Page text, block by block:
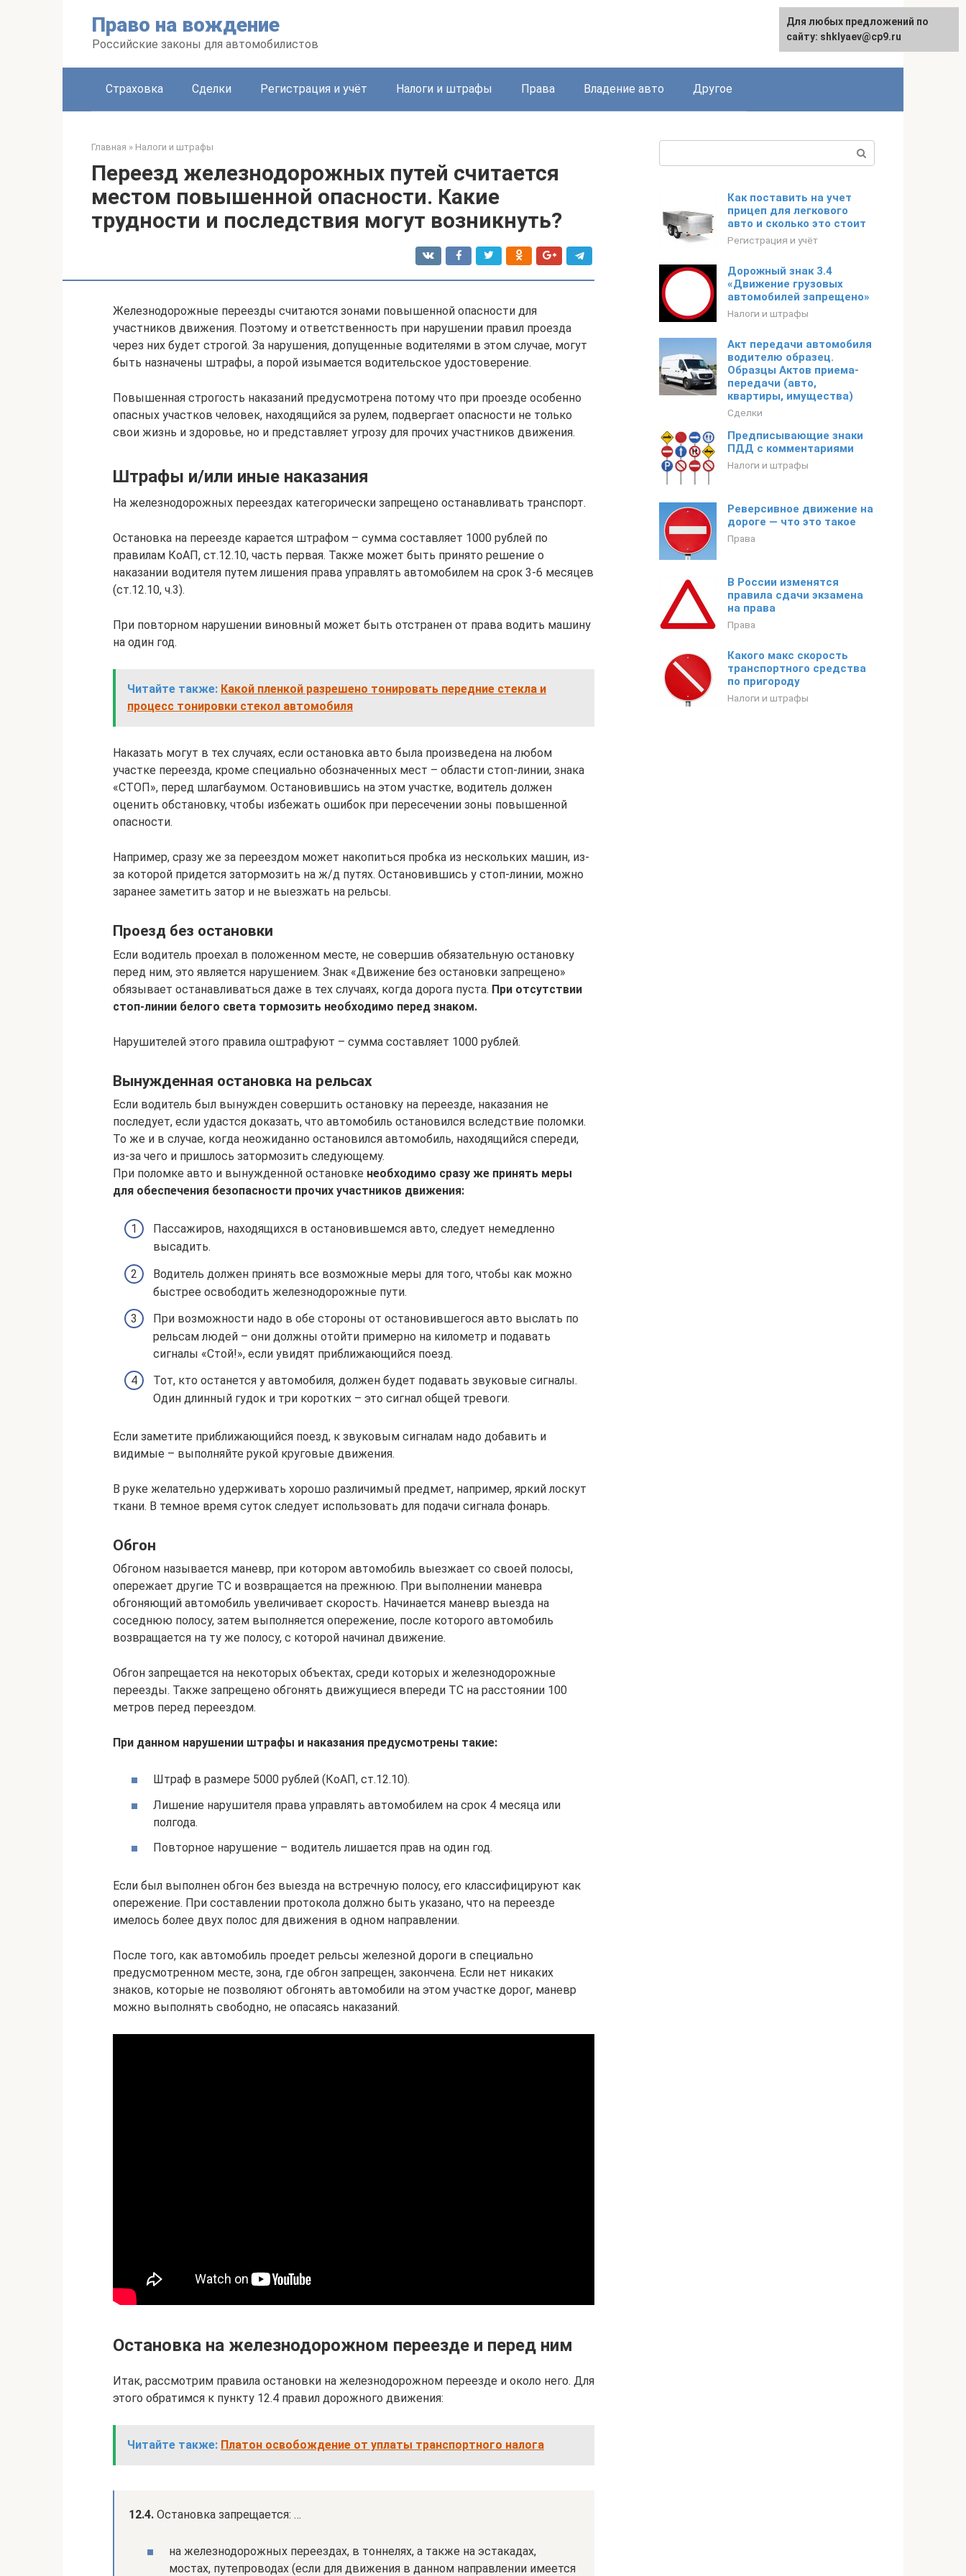
Право на вождение
Российские законы для автомобилистов
Страховка Сделки Регистрация и учёт Налоги и штрафы Права Владение авто Другое
Главная » Налоги и штрафы
Переезд железнодорожных путей считается
местом повышенной опасности. Какие
трудности и последствия могут возникнуть?
Железнодорожные переезды считаются зонами повышенной опасности для
участников движения. Поэтому и ответственность при нарушении правил проезда
через них будет строгой. За нарушения, допущенные водителями в этом случае, могут
быть назначены штрафы, а порой изымается водительское удостоверение.
Повышенная строгость наказаний предусмотрена потому что при проезде особенно
опасных участков человек, находящийся за рулем, подвергает опасности не только
свои жизнь и здоровье, но и представляет угрозу для прочих участников движения.
Штрафы и/или иные наказания
На железнодорожных переездах категорически запрещено останавливать транспорт.
Остановка на переезде карается штрафом – сумма составляет 1000 рублей по
правилам КоАП, ст.12.10, часть первая. Также может быть принято решение о
наказании водителя путем лишения права управлять автомобилем на срок 3-6 месяцев
(ст.12.10, ч.3).
При повторном нарушении виновный может быть отстранен от права водить машину
на один год.
Читайте также: Какой пленкой разрешено тонировать передние стекла и
процесс тонировки стекол автомобиля
Наказать могут в тех случаях, если остановка авто была произведена на любом
участке переезда, кроме специально обозначенных мест – области стоп-линии, знака
«СТОП», перед шлагбаумом. Остановившись на этом участке, водитель должен
оценить обстановку, чтобы избежать ошибок при пересечении зоны повышенной
опасности.
Например, сразу же за переездом может накопиться пробка из нескольких машин, из-
за которой придется затормозить на ж/д путях. Остановившись у стоп-линии, можно
заранее заметить затор и не выезжать на рельсы.
Проезд без остановки
Если водитель проехал в положенном месте, не совершив обязательную остановку
перед ним, это является нарушением. Знак «Движение без остановки запрещено»
обязывает останавливаться даже в тех случаях, когда дорога пуста. При отсутствии
стоп-линии белого света тормозить необходимо перед знаком.
Нарушителей этого правила оштрафуют – сумма составляет 1000 рублей.
Вынужденная остановка на рельсах
Если водитель был вынужден совершить остановку на переезде, наказания не
последует, если удастся доказать, что автомобиль остановился вследствие поломки.
То же и в случае, когда неожиданно остановился автомобиль, находящийся спереди,
из-за чего и пришлось затормозить следующему.
При поломке авто и вынужденной остановке необходимо сразу же принять меры
для обеспечения безопасности прочих участников движения:
Пассажиров, находящихся в остановившемся авто, следует немедленно
высадить.
Водитель должен принять все возможные меры для того, чтобы как можно
быстрее освободить железнодорожные пути.
При возможности надо в обе стороны от остановившегося авто выслать по
рельсам людей – они должны отойти примерно на километр и подавать
сигналы «Стой!», если увидят приближающийся поезд.
Тот, кто останется у автомобиля, должен будет подавать звуковые сигналы.
Один длинный гудок и три коротких – это сигнал общей тревоги.
Если заметите приближающийся поезд, к звуковым сигналам надо добавить и
видимые – выполняйте рукой круговые движения.
В руке желательно удерживать хорошо различимый предмет, например, яркий лоскут
ткани. В темное время суток следует использовать для подачи сигнала фонарь.
Обгон
Обгоном называется маневр, при котором автомобиль выезжает со своей полосы,
опережает другие ТС и возвращается на прежнюю. При выполнении маневра
обгоняющий автомобиль увеличивает скорость. Начинается маневр выезда на
соседнюю полосу, затем выполняется опережение, после которого автомобиль
возвращается на ту же полосу, с которой начинал движение.
Обгон запрещается на некоторых объектах, среди которых и железнодорожные
переезды. Также запрещено обгонять движущиеся впереди ТС на расстоянии 100
метров перед переездом.
При данном нарушении штрафы и наказания предусмотрены такие:
Штраф в размере 5000 рублей (КоАП, ст.12.10).
Лишение нарушителя права управлять автомобилем на срок 4 месяца или
полгода.
Повторное нарушение – водитель лишается прав на один год.
Если был выполнен обгон без выезда на встречную полосу, его классифицируют как
опережение. При составлении протокола должно быть указано, что на переезде
имелось более двух полос для движения в одном направлении.
После того, как автомобиль проедет рельсы железной дороги в специально
предусмотренном месте, зона, где обгон запрещен, закончена. Если нет никаких
знаков, которые не позволяют обгонять автомобили на этом участке дорог, маневр
можно выполнять свободно, не опасаясь наказаний.
Остановка на железнодорожном переезде и перед ним
Итак, рассмотрим правила остановки на железнодорожном переезде и около него. Для
этого обратимся к пункту 12.4 правил дорожного движения:
Читайте также: Платон освобождение от уплаты транспортного налога
12.4. Остановка запрещается: …
на железнодорожных переездах, в тоннелях, а также на эстакадах,
мостах, путепроводах (если для движения в данном направлении имеется
Как поставить на учет
прицеп для легкового
авто и сколько это стоит
Регистрация и учёт
Дорожный знак 3.4
«Движение грузовых
автомобилей запрещено»
Налоги и штрафы
Акт передачи автомобиля
водителю образец.
Образцы Актов приема-
передачи (авто,
квартиры, имущества)
Сделки
Предписывающие знаки
ПДД с комментариями
Налоги и штрафы
Реверсивное движение на
дороге — что это такое
Права
В России изменятся
правила сдачи экзамена
на права
Права
Какого макс скорость
транспортного средства
по пригороду
Налоги и штрафы
Для любых предложений по
сайту: shklyaev@cp9.ru